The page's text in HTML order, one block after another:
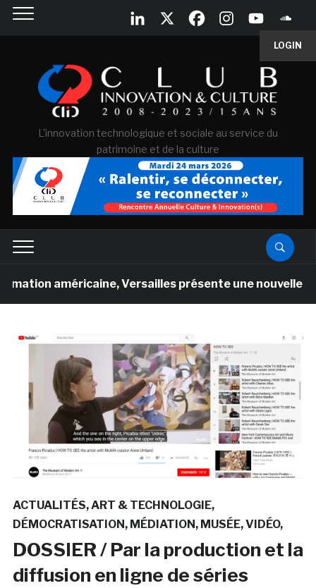
LOGIN
L'innovation technologique et sociale au service du
patrimoine et de la culture
américaine, Versailles présente une nouvelle
ACTUALITÉS ART & TECHNOLOGIE
DÉMOCRATISATION MÉDIATION MUSÉE VIDÉO
DOSSIER / Par la production et la
diffusion en ligne de séries